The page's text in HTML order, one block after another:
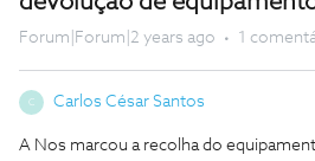
Forum|Forum|2 years ago 1
C Carlos César Santos
A Nos marcou a recolha do